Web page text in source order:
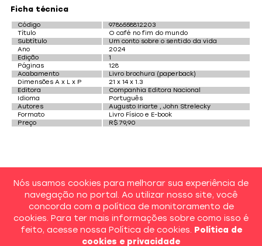
Ficha técnica
Código
9786558812203
Título
O café no fim do mundo
Subtítulo
Um conto sobre o sentido da vida
Ano
2024
Edição
1
Páginas
128
Acabamento
Livro brochura (paperback)
Dimensões A x L x P
21 x 14 x 1.3
Editora
Companhia Editora Nacional
Idioma
Português
Autores
Augusto Iriarte , John Strelecky
Formato
Livro Físico e E-book
Preço
R$ 79,90
Nós usamos cookies para melhorar sua experiência de
navegação no portal. Ao utilizar nosso site, você
concorda com a política de monitoramento de
cookies. Para ter mais informações sobre como isso é
feito, acesse nossa Política de cookies. Política de
cookies e privacidade